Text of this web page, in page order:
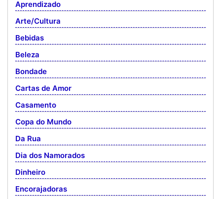
Aprendizado
Arte/Cultura
Bebidas
Beleza
Bondade
Cartas de Amor
Casamento
Copa do Mundo
Da Rua
Dia dos Namorados
Dinheiro
Encorajadoras